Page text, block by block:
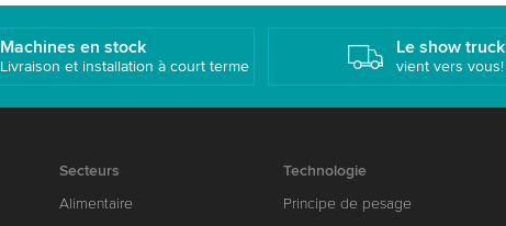
Machines en stock
Livraison et installation à court terme
Le show truck
vient vers vous!
Secteurs
Alimentaire
Technologie
Principe de pesage